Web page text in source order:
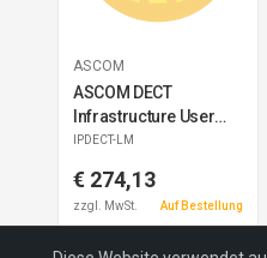
ASCOM
ASCOM DECT
Infrastructure User
license
IPDECT-LM
€ 274,13
zzgl. MwSt. Auf Bestellung